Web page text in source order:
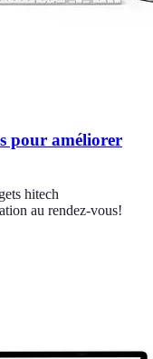
pour améliorer
hitech
au rendez-vous!